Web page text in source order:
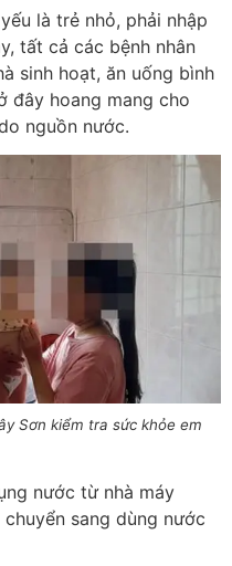
là trẻ nhỏ, phải nhập
tất cả các bệnh nhân
sinh hoạt, ăn uống bình
đây hoang mang cho
nguồn nước.
Sơn kiểm tra sức khỏe em
nước từ nhà máy
sang dùng nước